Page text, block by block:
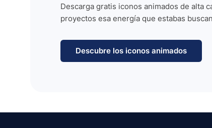
Descarga gratis iconos animados de alta
proyectos esa energía que estabas
Descubre los iconos animados